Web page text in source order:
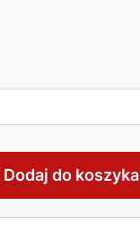
Dodaj do koszyka